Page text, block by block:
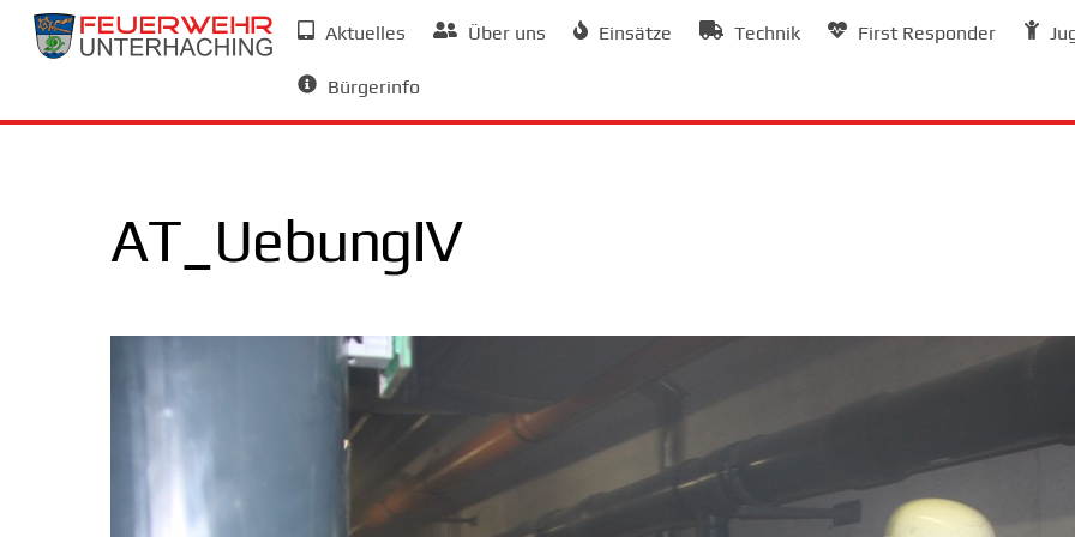
Skip
Aktuelles Über uns Einsätze Technik First Responder
Bürgerinfo
AT_UebungIV